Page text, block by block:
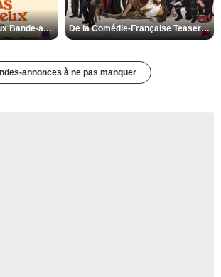
Les Matins merveilleux Bande-annonce VF De la Comédie-Française Teaser VF
annonces à ne pas manquer